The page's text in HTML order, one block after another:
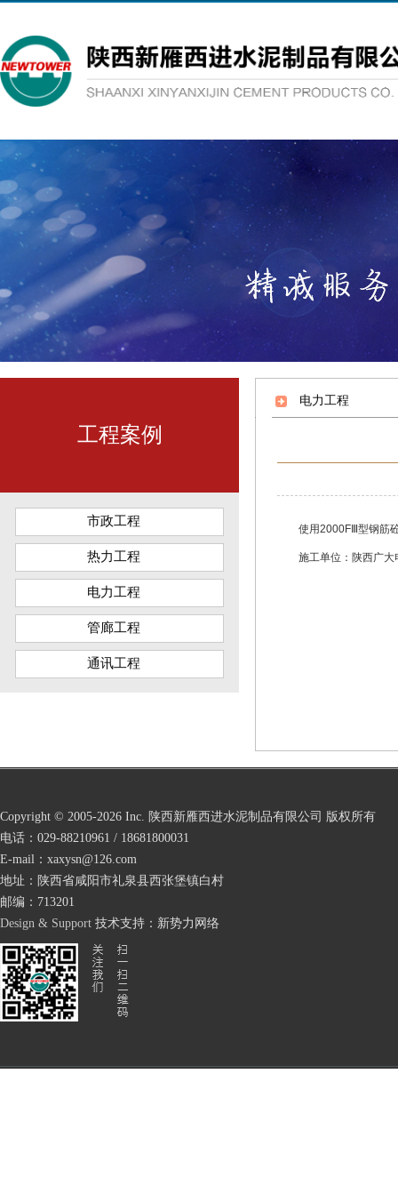
工程案例
市政工程
热力工程
电力工程
管廊工程
通讯工程
电力工程
使用2000FⅢ型钢筋
施工单位：陕西广大
Copyright © 2005-2026 Inc. 陕西新雁西进水泥制品有限公司 版权所有
电话：029-88210961 / 18681800031
E-mail：xaxysn@126.com
地址：陕西省咸阳市礼泉县西张堡镇白村
邮编：713201
Design & Support 技术支持： 新势力网络